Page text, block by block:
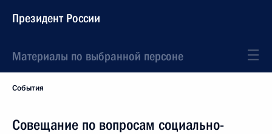
Президент России
Материалы по выбранной персоне
События
Совещание по вопросам социально-